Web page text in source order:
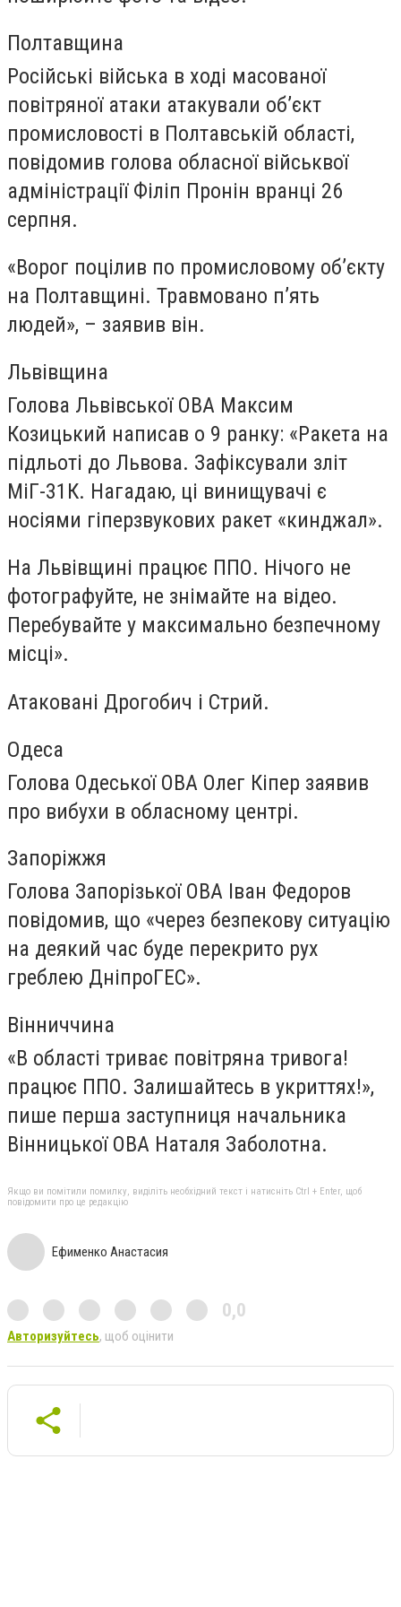
Полтавщина
Російські війська в ході масованої
повітряної атаки атакували об’єкт
промисловості в Полтавській області,
повідомив голова обласної військвої
адміністрації Філіп Пронін вранці 26
серпня.
«Ворог поцілив по промисловому обʼєкту
на Полтавщині. Травмовано пʼять
людей», – заявив він.
Львівщина
Голова Львівської ОВА Максим
Козицький написав о 9 ранку: «Ракета на
підльоті до Львова. Зафіксували зліт
МіГ-31К. Нагадаю, ці винищувачі є
носіями гіперзвукових ракет «кинджал».
На Львівщині працює ППО. Нічого не
фотографуйте, не знімайте на відео.
Перебувайте у максимально безпечному
місці».
Атаковані Дрогобич і Стрий.
Одеса
Голова Одеської ОВА Олег Кіпер заявив
про вибухи в обласному центрі.
Запоріжжя
Голова Запорізької ОВА Іван Федоров
повідомив, що «через безпекову ситуацію
на деякий час буде перекрито рух
греблею ДніпроГЕС».
Вінниччина
«В області триває повітряна тривога!
працює ППО. Залишайтесь в укриттях!»,
пише перша заступниця начальника
Вінницької ОВА Наталя Заболотна.
Якщо ви помітили помилку, виділіть необхідний текст і натисніть Ctrl + Enter, щоб
повідомити про це редакцію
Ефименко Анастасия
0,0
Авторизуйтесь, щоб оцінити